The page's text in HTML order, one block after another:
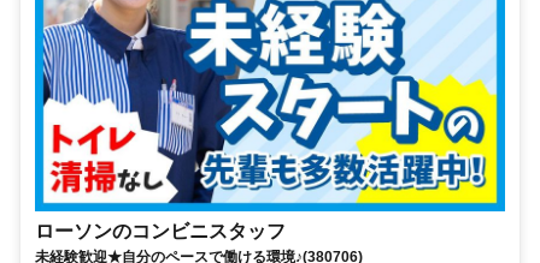
ローソンのコンビニスタッフ
未経験歓迎★自分のペースで働ける環境♪(380706)